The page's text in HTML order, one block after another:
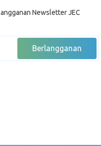
Newsletter JEC